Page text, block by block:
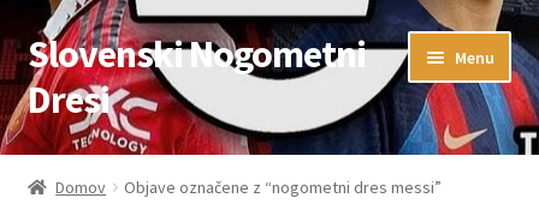
Skip
to
navigation
Skip
to
content
Slovenski Nogometni
Dresi
Menu
Domov
Domov Objave označene z “nogometni dres messi”